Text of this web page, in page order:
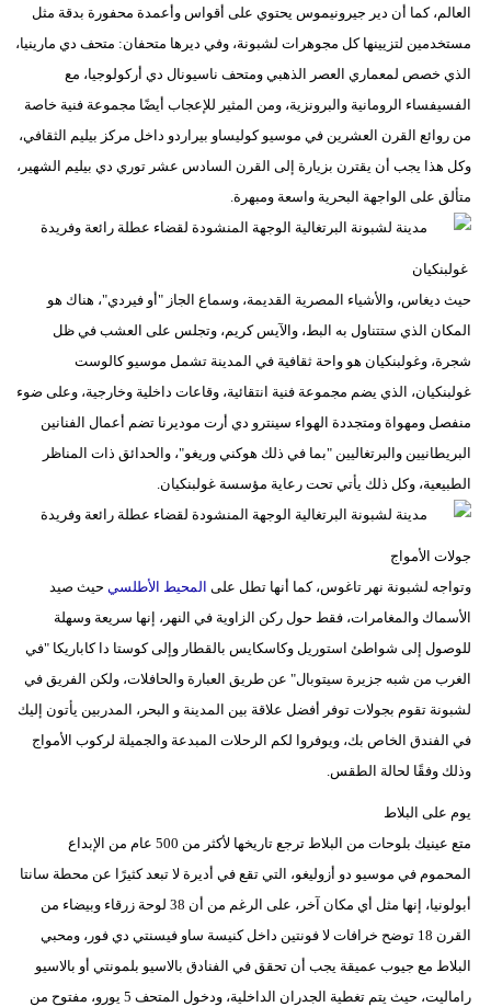
العالم، كما أن دير جيرونيموس يحتوي على أقواس وأعمدة محفورة بدقة مثل
مستخدمين لتزيينها كل مجوهرات لشبونة، وفي ديرها متحفان: متحف دي مارينيا،
الذي خصص لمعماري العصر الذهبي ومتحف ناسيونال دي أركولوجيا، مع
الفسيفساء الرومانية والبرونزية، ومن المثير للإعجاب أيضًا مجموعة فنية خاصة
من روائع القرن العشرين في موسيو كوليساو بيراردو داخل مركز بيليم الثقافي،
وكل هذا يجب أن يقترن بزيارة إلى القرن السادس عشر توري دي بيليم الشهير،
متألق على الواجهة البحرية واسعة ومبهرة.
غولبنكيان
حيث ديغاس، والأشياء المصرية القديمة، وسماع الجاز "أو فيردي"، هناك هو
المكان الذي ستتناول به البط، والآيس كريم، وتجلس على العشب في ظل
شجرة، وغولبنكيان هو واحة ثقافية في المدينة تشمل موسيو كالوست
غولبنكيان، الذي يضم مجموعة فنية انتقائية، وقاعات داخلية وخارجية، وعلى ضوء
منفصل ومهواة ومتجددة الهواء سينترو دي أرت موديرنا تضم أعمال الفنانين
البريطانيين والبرتغاليين "بما في ذلك هوكني وريغو"، والحدائق ذات المناظر
الطبيعية، وكل ذلك يأتي تحت رعاية مؤسسة غولبنكيان.
جولات الأمواج
وتواجه لشبونة نهر تاغوس، كما أنها تطل على المحيط الأطلسي حيث صيد
الأسماك والمغامرات، فقط حول ركن الزاوية في النهر، إنها سريعة وسهلة
للوصول إلى شواطئ استوريل وكاسكايس بالقطار وإلى كوستا دا كاباريكا "في
الغرب من شبه جزيرة سيتوبال" عن طريق العبارة والحافلات، ولكن الفريق في
لشبونة تقوم بجولات توفر أفضل علاقة بين المدينة و البحر، المدربين يأتون إليك
في الفندق الخاص بك، ويوفروا لكم الرحلات المبدعة والجميلة لركوب الأمواج
وذلك وفقًا لحالة الطقس.
يوم على البلاط
متع عينيك بلوحات من البلاط ترجع تاريخها لأكثر من 500 عام من الإبداع
المحموم في موسيو دو أزوليغو، التي تقع في أديرة لا تبعد كثيرًا عن محطة سانتا
أبولونيا، إنها مثل أي مكان آخر، على الرغم من أن 38 لوحة زرقاء وبيضاء من
القرن 18 توضح خرافات لا فونتين داخل كنيسة ساو فيسنتي دي فور، ومحبي
البلاط مع جيوب عميقة يجب أن تحقق في الفنادق بالاسيو بلمونتي أو بالاسيو
راماليت، حيث يتم تغطية الجدران الداخلية، ودخول المتحف 5 يورو، مفتوح من